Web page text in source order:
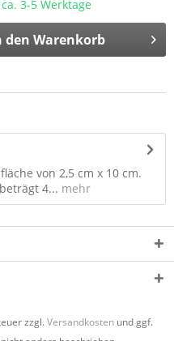
3-5 Werktage
den Warenkorb
von 2,5 cm x 10 cm.
4... mehr
zzgl.Versandkosten und ggf.